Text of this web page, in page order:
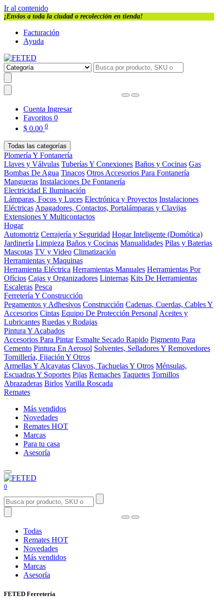
Ir al contenido
¡Envios a toda la ciudad o recolección en tienda!
Facturación
Ayuda
Cuenta Ingresar
Favoritos 0
$ 0.00 0
Todas las categorías
Plomería Y Fontanería
Llaves y Válvulas Tuberías Y Conexiones Baños y Cocinas Gas
Bombas De Agua Tinacos Otros Accesorios Para Fontanería
Mangueras Instalaciones De Fontanería
Electricidad E Iluminación
Lámparas, Focos y Luces Electrónica y Proyectos Instalaciones
Eléctricas Apagadores, Contactos, Portalámparas y Clavijas
Extensiones Y Multicontactos
Hogar
Automotriz Cerrajería y Seguridad Hogar Inteligente (Domótica)
Jardinería Limpieza Baños y Cocinas Manualidades Pilas y Baterias
Mascotas TV y Video Climatización
Herramientas y Maquinas
Herramienta Eléctrica Herramientas Manuales Herramientas Por
Ofícios Cajas y Organizadores Linternas Kits De Herramientas
Escaleras Pesca
Ferretería Y Construcción
Pegamentos y Adhesivos Construcción Cadenas, Cuerdas, Cables Y
Accesorios Cintas Equipo De Protección Personal Aceites y
Lubricantes Ruedas y Rodajas
Pintura Y Acabados
Accesorios Para Pintar Esmalte Secado Rapido Pigmento Para
Cemento Pintura En Aerosol Solventes, Selladores Y Removedores
Tornillería, Fijación Y Otros
Armellas Y Alcayatas Clavos, Tachuelas Y Otros Ménsulas,
Escuadras Y Soportes Pijas Remaches Taquetes Tornillos
Abrazaderas Birlos Varilla Roscada
Remates
Más vendidos
Novedades
Remates HOT
Marcas
Para tu casa
Asesoría
0
Todas
Remates HOT
Novedades
Más vendidos
Marcas
Asesoría
FETED Ferretería